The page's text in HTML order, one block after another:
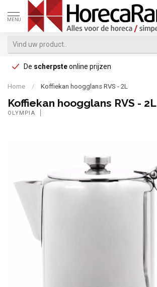
MENU
De scherpsteonline prijzen
Home / Koffiekan hoogglans RVS - 2L
Koffiekan hoogglans RVS - 2L
OLYMPIA